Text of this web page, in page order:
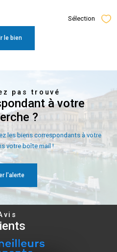
Sélection
le bien
pas trouvé
à votre
?
les biens correspondants à votre
votre boîte mail !
l'alerte